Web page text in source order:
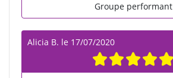
Groupe performant
Alicia B. le 17/07/2020